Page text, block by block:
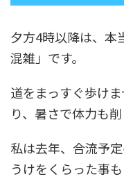
夕方4時以降は、本
混雑」です。
道をまっすぐ歩け
り、暑さで体力も削
私は去年、合流予
うけをくらった事